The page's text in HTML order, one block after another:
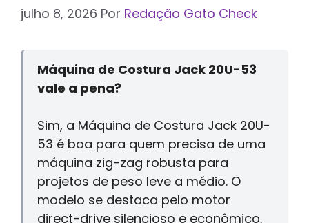
julho 8, 2026 Por Redação Gato Check
Máquina de Costura Jack 20U-53
vale a pena?
Sim, a Máquina de Costura Jack 20U-
53 é boa para quem precisa de uma
máquina zig-zag robusta para
projetos de peso leve a médio. O
modelo se destaca pelo motor
direct-drive silencioso e econômico,